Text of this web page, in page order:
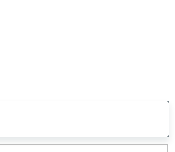
gefundener
Vorschlag